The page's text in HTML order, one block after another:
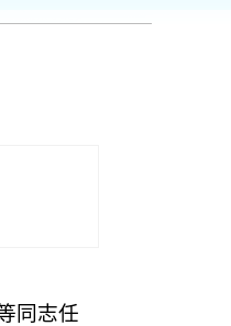
同志任